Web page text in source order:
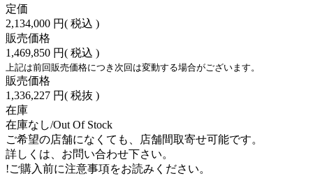
定価
2,134,000 円( 税込 )
販売価格
1,469,850 円( 税込 )
上記は前回販売価格につき次回は変動する場合がございます。
販売価格
1,336,227 円( 税抜 )
在庫
在庫なし/Out Of Stock
ご希望の店舗になくても、店舗間取寄せ可能です。
詳しくは、お問い合わせ下さい。
!ご購入前に注意事項をお読みください。